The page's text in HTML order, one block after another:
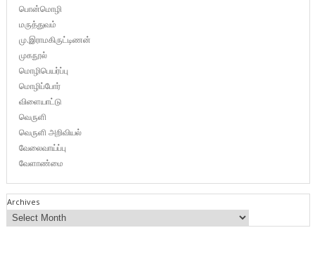
பொன்மொழி
மருத்துவம்
மு.இராமகிருட்டிணன்
முகநூல்
மொழிபெயர்ப்பு
மொழிப்போர்
விளையாட்டு
வெருளி
வெருளி அறிவியல்
வேலைவாய்ப்பு
வேளாண்மை
Archives